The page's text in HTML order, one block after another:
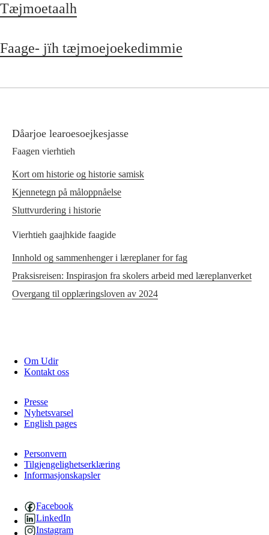
Tæjmoetaalh
Faage- jïh tæjmoejoekedimmie
Dåarjoe learoesoejkesjasse
Faagen vierhtieh
Kort om historie og historie samisk
Kjennetegn på måloppnåelse
Sluttvurdering i historie
Vierhtieh gaajhkide faagide
Innhold og sammenhenger i læreplaner for fag
Praksisreisen: Inspirasjon fra skolers arbeid med læreplanverket
Overgang til opplæringsloven av 2024
Om Udir
Kontakt oss
Presse
Nyhetsvarsel
English pages
Personvern
Tilgjengelighetserklæring
Informasjonskapsler
Facebook
LinkedIn
Instagram